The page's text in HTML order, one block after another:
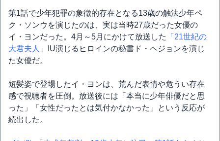
第1話で少年犯罪の象徴的存在となる13歳の触法少年ペ
ク・ソンウを演じたのは、実は当時27歳だった女優の
イ・ヨンだった。4月～5月にかけて放送した
「21世紀の
大君夫人」
IU演じるヒロインの秘書ド・ヘジョンを演じ
た女優だ。
短髪姿で登場したイ・ヨンは、荒んだ表情や危うい存在
感で視聴者を圧倒。放送後には「本当に少年俳優だと思
った」「女性だったとは気付かなかった」という反応が
続出した。